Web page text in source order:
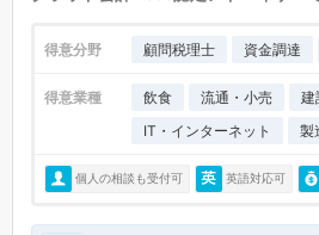
得意分野 顧問税理士 資金調達
得意業種 飲食 流通・小売
建
IT・インターネット
製
個人の相談も受付可 英語対応可